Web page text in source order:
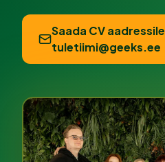
Saada CV aadressile
tuletiimi@geeks.ee